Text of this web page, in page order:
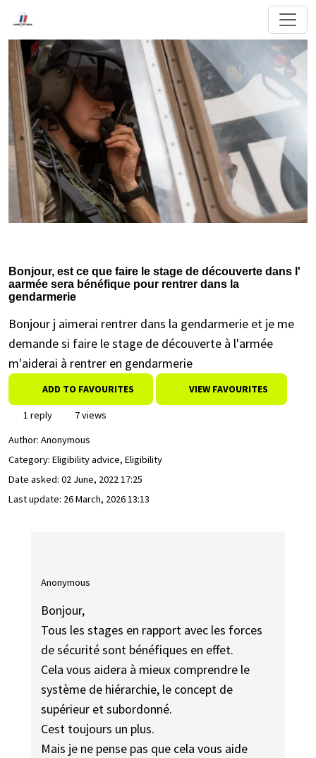
Bonjour, est ce que faire le stage de découverte dans l'
aarmée sera bénéfique pour rentrer dans la
gendarmerie
Bonjour j aimerai rentrer dans la gendarmerie et je me
demande si faire le stage de découverte à l'armée
m'aiderai à rentrer en gendarmerie
ADD TO FAVOURITES VIEW FAVOURITES
1 reply
7 views
Author: Anonymous
Category: Eligibility advice, Eligibility
Date asked: 02 June, 2022 17:25
Last update: 26 March, 2026 13:13
Anonymous
Bonjour,
Tous les stages en rapport avec les forces
de sécurité sont bénéfiques en effet.
Cela vous aidera à mieux comprendre le
système de hiérarchie, le concept de
supérieur et subordonné.
Cest toujours un plus.
Mais je ne pense pas que cela vous aide